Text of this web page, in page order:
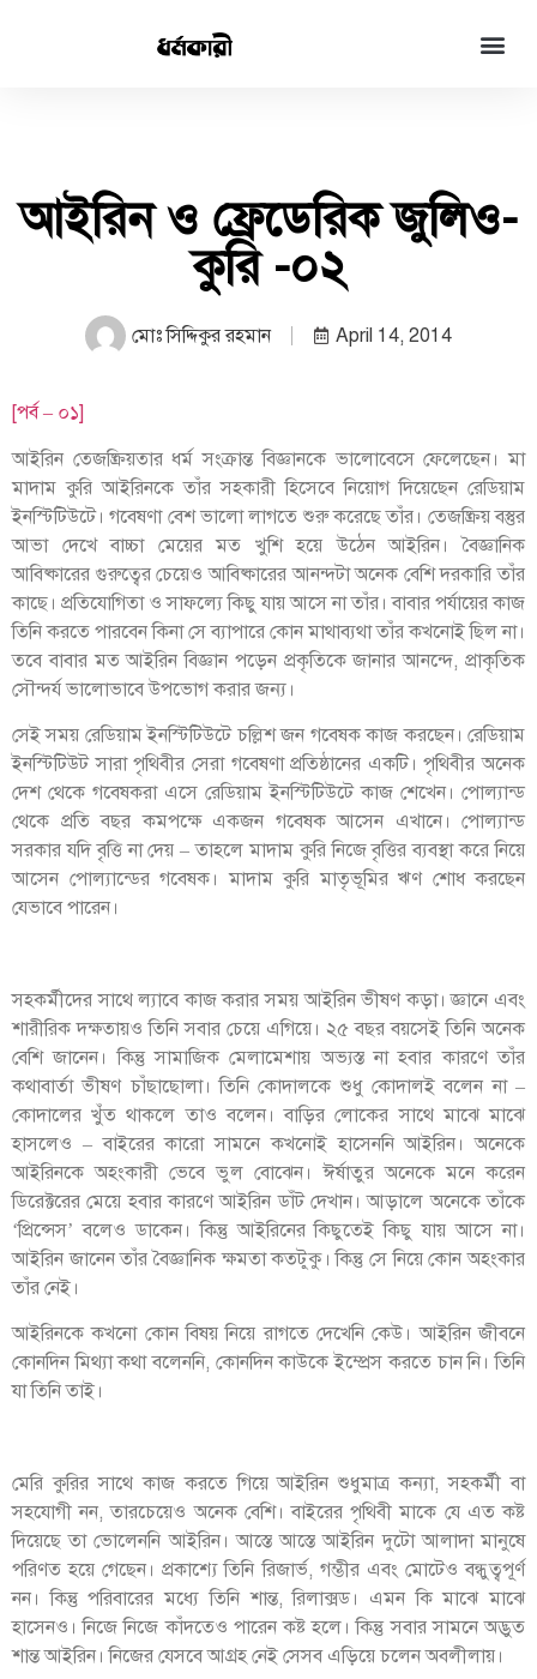
আইরিন ও ফ্রেডেরিক জুলিও-
কুরি -০২
মোঃ সিদ্দিকুর রহমান April 14, 2014
[পর্ব – ০১]
আইরিন তেজষ্ক্রিয়তার ধর্ম সংক্রান্ত বিজ্ঞানকে ভালোবেসে ফেলেছেন। মা
মাদাম কুরি আইরিনকে তাঁর সহকারী হিসেবে নিয়োগ দিয়েছেন রেডিয়াম
ইনস্টিটিউটে। গবেষণা বেশ ভালো লাগতে শুরু করেছে তাঁর। তেজষ্ক্রিয় বস্তুর
আভা দেখে বাচ্চা মেয়ের মত খুশি হয়ে উঠেন আইরিন। বৈজ্ঞানিক
আবিষ্কারের গুরুত্বের চেয়েও আবিষ্কারের আনন্দটা অনেক বেশি দরকারি তাঁর
কাছে। প্রতিযোগিতা ও সাফল্যে কিছু যায় আসে না তাঁর। বাবার পর্যায়ের কাজ
তিনি করতে পারবেন কিনা সে ব্যাপারে কোন মাথাব্যথা তাঁর কখনোই ছিল না।
তবে বাবার মত আইরিন বিজ্ঞান পড়েন প্রকৃতিকে জানার আনন্দে, প্রাকৃতিক
সৌন্দর্য ভালোভাবে উপভোগ করার জন্য।
সেই সময় রেডিয়াম ইনস্টিটিউটে চল্লিশ জন গবেষক কাজ করছেন। রেডিয়াম
ইনস্টিটিউট সারা পৃথিবীর সেরা গবেষণা প্রতিষ্ঠানের একটি। পৃথিবীর অনেক
দেশ থেকে গবেষকরা এসে রেডিয়াম ইনস্টিটিউটে কাজ শেখেন। পোল্যান্ড
থেকে প্রতি বছর কমপক্ষে একজন গবেষক আসেন এখানে। পোল্যান্ড
সরকার যদি বৃত্তি না দেয় – তাহলে মাদাম কুরি নিজে বৃত্তির ব্যবস্থা করে নিয়ে
আসেন পোল্যান্ডের গবেষক। মাদাম কুরি মাতৃভূমির ঋণ শোধ করছেন
যেভাবে পারেন।
সহকর্মীদের সাথে ল্যাবে কাজ করার সময় আইরিন ভীষণ কড়া। জ্ঞানে এবং
শারীরিক দক্ষতায়ও তিনি সবার চেয়ে এগিয়ে। ২৫ বছর বয়সেই তিনি অনেক
বেশি জানেন। কিন্তু সামাজিক মেলামেশায় অভ্যস্ত না হবার কারণে তাঁর
কথাবার্তা ভীষণ চাঁছাছোলা। তিনি কোদালকে শুধু কোদালই বলেন না –
কোদালের খুঁত থাকলে তাও বলেন। বাড়ির লোকের সাথে মাঝে মাঝে
হাসলেও – বাইরের কারো সামনে কখনোই হাসেননি আইরিন। অনেকে
আইরিনকে অহংকারী ভেবে ভুল বোঝেন। ঈর্ষাতুর অনেকে মনে করেন
ডিরেক্টরের মেয়ে হবার কারণে আইরিন ডাঁট দেখান। আড়ালে অনেকে তাঁকে
‘প্রিন্সেস’ বলেও ডাকেন। কিন্তু আইরিনের কিছুতেই কিছু যায় আসে না।
আইরিন জানেন তাঁর বৈজ্ঞানিক ক্ষমতা কতটুকু। কিন্তু সে নিয়ে কোন অহংকার
তাঁর নেই।
আইরিনকে কখনো কোন বিষয় নিয়ে রাগতে দেখেনি কেউ। আইরিন জীবনে
কোনদিন মিথ্যা কথা বলেননি, কোনদিন কাউকে ইম্প্রেস করতে চান নি। তিনি
যা তিনি তাই।
মেরি কুরির সাথে কাজ করতে গিয়ে আইরিন শুধুমাত্র কন্যা, সহকর্মী বা
সহযোগী নন, তারচেয়েও অনেক বেশি। বাইরের পৃথিবী মাকে যে এত কষ্ট
দিয়েছে তা ভোলেননি আইরিন। আস্তে আস্তে আইরিন দুটো আলাদা মানুষে
পরিণত হয়ে গেছেন। প্রকাশ্যে তিনি রিজার্ভ, গম্ভীর এবং মোটেও বন্ধুত্বপূর্ণ
নন। কিন্তু পরিবারের মধ্যে তিনি শান্ত, রিলাক্সড। এমন কি মাঝে মাঝে
হাসেনও। নিজে নিজে কাঁদতেও পারেন কষ্ট হলে। কিন্তু সবার সামনে অদ্ভুত
শান্ত আইরিন। নিজের যেসবে আগ্রহ নেই সেসব এড়িয়ে চলেন অবলীলায়।